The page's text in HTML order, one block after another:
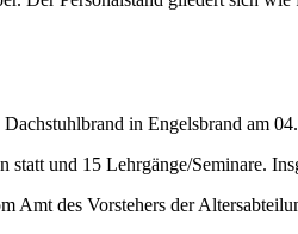
in Engelsbrand am
und 15 Lehrgänge/Seminare.
des Vorstehers der